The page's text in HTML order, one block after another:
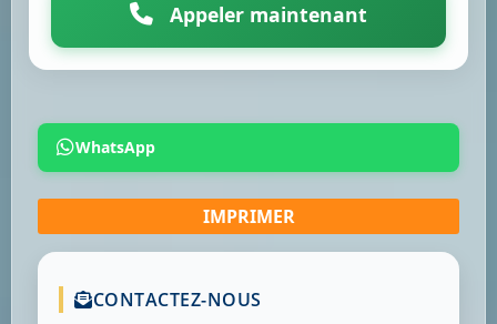
Appeler maintenant
WhatsApp
CONTACTEZ-NOUS